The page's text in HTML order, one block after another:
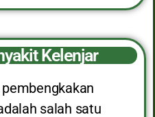
Kelenjar
salah satu